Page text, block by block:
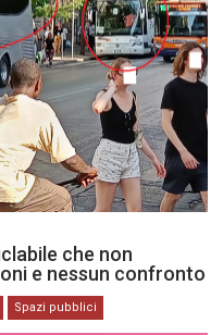
che non
e nessun confronto
Spazi pubblici